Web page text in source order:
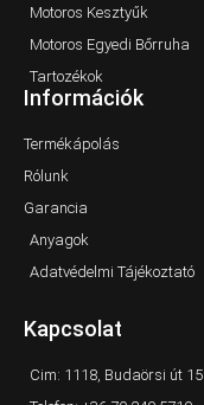
Motoros Kesztyűk
Motoros Egyedi Bőrruha
Tartozékok
Információk
Termékápolás
Rólunk
Garancia
Anyagok
Adatvédelmi Tájékoztató
Kapcsolat
Cim: 1118, Budaörsi út 15